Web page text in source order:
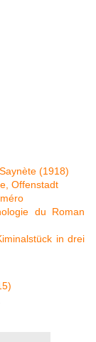
(1918)
Offenstadt
du Roman
in drei